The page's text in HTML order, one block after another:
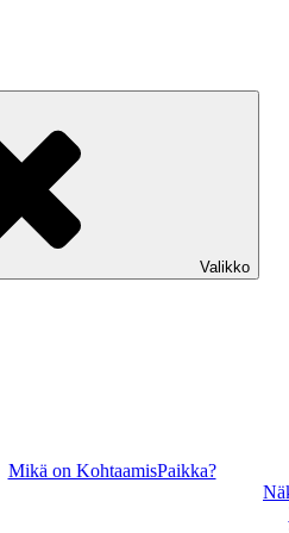
Valikko
Mikä on KohtaamisPaikka?